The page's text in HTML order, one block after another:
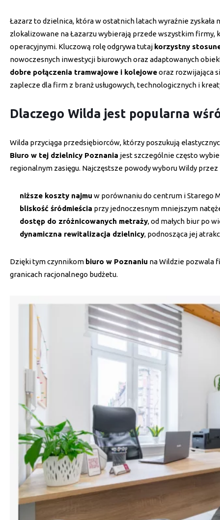
Łazarz to dzielnica, która w ostatnich latach wyraźnie
zlokalizowane na Łazarzu wybierają przede wszystkim
operacyjnymi. Kluczową rolę odgrywa tutaj korzystny
nowoczesnych inwestycji biurowych oraz adaptowanych
dobre połączenia tramwajowe i kolejoweoraz rozwijająca
zaplecze dla firm z branż usługowych, technologicznych i
Dlaczego Wilda jest popularna
Wilda przyciąga przedsiębiorców, którzy poszukują
Biuro w tej dzielnicy Poznania jest szczególnie często
regionalnym zasięgu. Najczęstsze powody wyboru Wildy
niższe koszty najmu w porównaniu do centrum i Starego
bliskość śródmieścia przy jednoczesnym mniejszym
dostęp do zróżnicowanych metraży, od małych biur po
dynamiczna rewitalizacja dzielnicy, podnosząca jej
Dzięki tym czynnikom biuro w Poznaniu na Wildzie pozwala
granicach racjonalnego budżetu.